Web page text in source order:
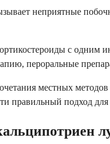
неприятные
с одним
пероральные
местных
правильный подход